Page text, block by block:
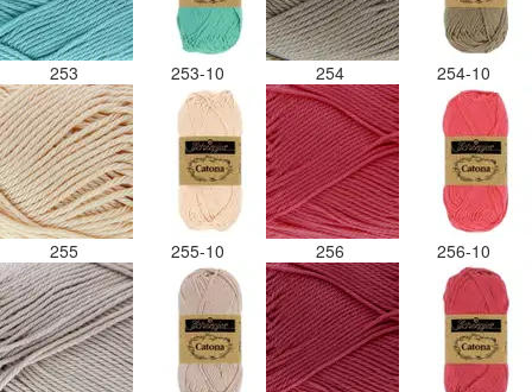
253 253-10 254 254-10
255 255-10 256 256-10